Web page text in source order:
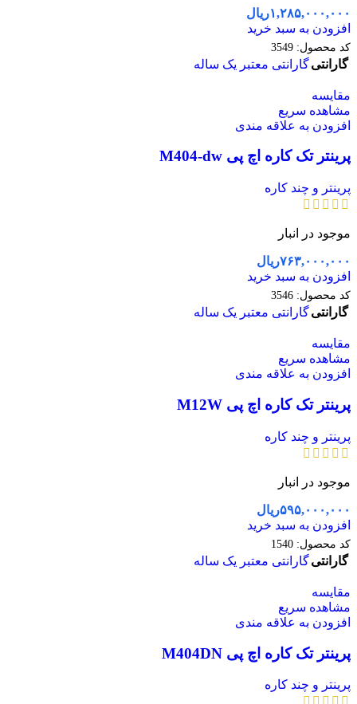
۱,۲۸۵,۰۰۰,۰۰۰ریال
افزودن به سبد خرید
کد محصول: 3549
گارانتیگارانتی معتبر یک ساله
مقایسه
مشاهده سریع
افزودن به علاقه مندی
پرینتر تک کاره اچ پی M404-dw
پرینتر و چند کاره
موجود در انبار
۷۶۳,۰۰۰,۰۰۰ریال
افزودن به سبد خرید
کد محصول: 3546
گارانتیگارانتی معتبر یک ساله
مقایسه
مشاهده سریع
افزودن به علاقه مندی
پرینتر تک کاره اچ پی M12W
پرینتر و چند کاره
موجود در انبار
۵۹۵,۰۰۰,۰۰۰ریال
افزودن به سبد خرید
کد محصول: 1540
گارانتیگارانتی معتبر یک ساله
مقایسه
مشاهده سریع
افزودن به علاقه مندی
پرینتر تک کاره اچ پی M404DN
پرینتر و چند کاره